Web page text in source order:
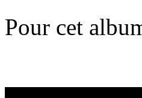
Pour cet